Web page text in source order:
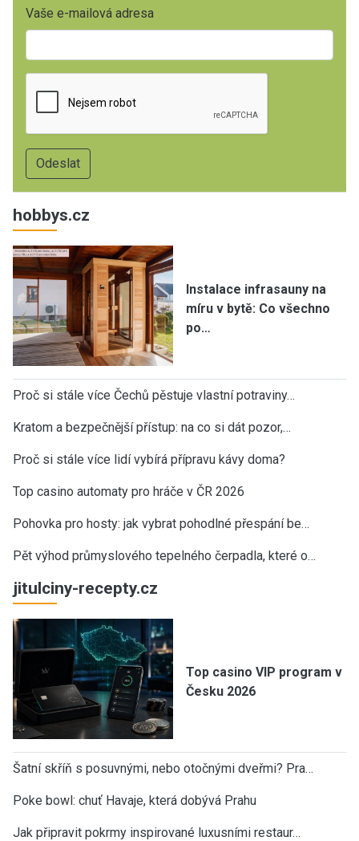
Vaše e-mailová adresa
hobbys.cz
Instalace infrasauny na
míru v bytě: Co všechno
po…
Proč si stále více Čechů pěstuje vlastní potraviny…
Kratom a bezpečnější přístup: na co si dát pozor,…
Proč si stále více lidí vybírá přípravu kávy doma?
Top casino automaty pro hráče v ČR 2026
Pohovka pro hosty: jak vybrat pohodlné přespání be…
Pět výhod průmyslového tepelného čerpadla, které o…
jitulciny-recepty.cz
Top casino VIP program v
Česku 2026
Šatní skříň s posuvnými, nebo otočnými dveřmi? Pra…
Poke bowl: chuť Havaje, která dobývá Prahu
Jak připravit pokrmy inspirované luxusními restaur…